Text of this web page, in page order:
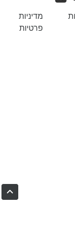
מדיניות
פרטיות